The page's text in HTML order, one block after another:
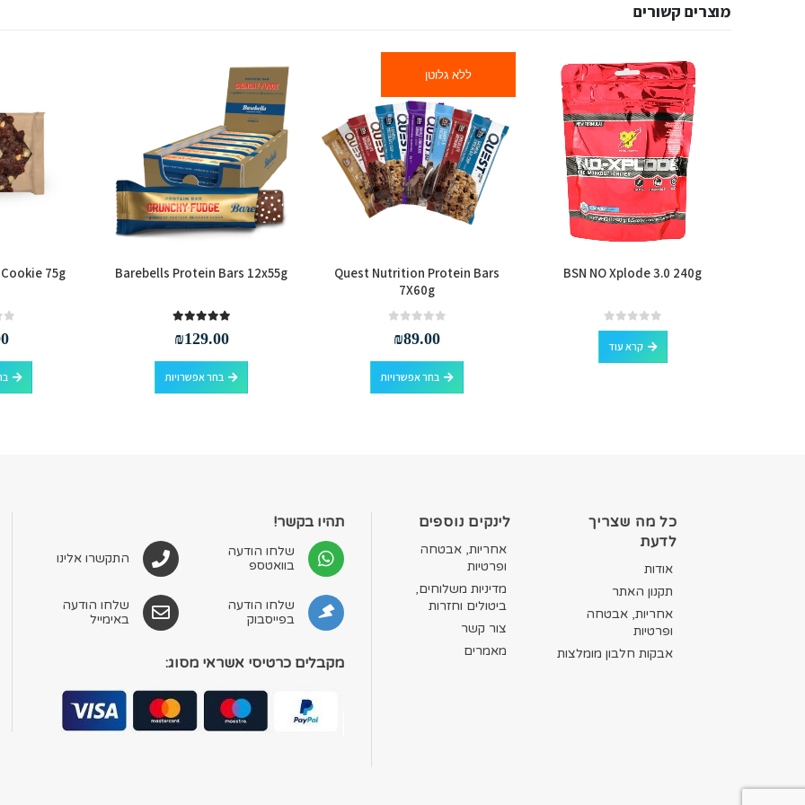
מוצרים קשורים
BSN NO Xplode 3.0 240g
0
out of 5
קרא עוד
ללא גלוטן
Quest Nutrition Protein Bars
7X60g
₪89.00
בחר אפשרויות
למוצר זה יש מספר סוגים. ניתן לבחור את האפשרויות בעמוד המוצר
Barebells Protein Bars 12x55g
₪129.00
בחר אפשרויות
למוצר זה יש מספר סוגים. ניתן לבחור את האפשרויות בעמוד המוצר
75g
כל מה שצריך
לדעת
אודות
תקנון האתר
אחריות, אבטחה
ופרטיות
אבקות חלבון מומלצות
לינקים נוספים
אחריות, אבטחה
ופרטיות
מדיניות משלוחים,
ביטולים וחזרות
צור קשר
מאמרים
תהיו בקשר!
שלחו הודעה
בוואטספ
שלחו הודעה
בפייסבוק
התקשרו אלינו
שלחו הודעה
באימייל
מקבלים כרטיסי אשראי מסוג: